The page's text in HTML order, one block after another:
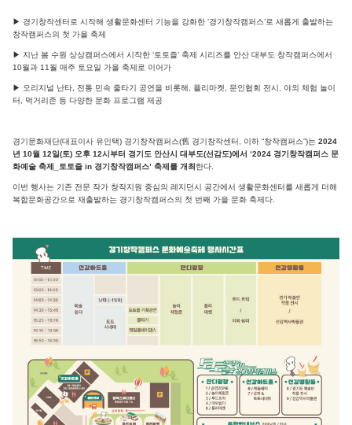
▶ 경기창작센터로 시작해 생활문화센터 기능을 강화한 ‘경기창작캠퍼스’로 새롭게 출발하는
창작캠퍼스의 첫 가을 축제
▶ 지난 봄 수원 상상캠퍼스에서 시작한 ‘토토즐’ 축제 시리즈를 안산 대부도 창작캠퍼스에서
10월과 11월 매주 토요일 가을 축제로 이어가
▶ 오리지널 난타, 전통 민속 줄타기 공연을 비롯해, 플리마켓, 문인협회 전시, 야외 체험 놀이
터, 먹거리존 등 다양한 문화 프로그램 제공
경기문화재단(대표이사 유인택) 경기창작캠퍼스(舊 경기창작센터, 이하 “창작캠퍼스”)는 2024
년 10월 12일(토) 오후 12시부터 경기도 안산시 대부도(선감도)에서 ‘2024 경기창작캠퍼스 문
화예술 축제_토토즐 in 경기창작캠퍼스’ 축제를 개최한다.
이번 행사는 기존 전문 작가 창작지원 중심의 레지던시 공간에서 생활문화센터를 새롭게 더해
복합문화공간으로 재출발하는 경기창작캠퍼스의 첫 번째 가을 문화 축제다.